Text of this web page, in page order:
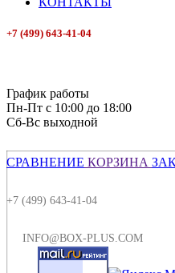
+7 (499) 643-41-04
График работы
Пн-Пт с 10:00 до 18:00
Сб-Вс выходной
СРАВНЕНИЕ КОРЗИНА
+7 (499) 643-41-04
INFO@BOX-PLUS.COM